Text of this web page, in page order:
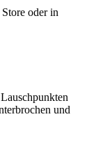
oder in
und